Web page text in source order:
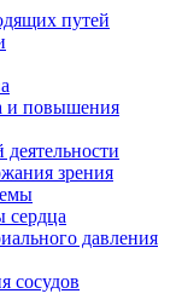
путей
и повышения
зрения
сердца
давления
сосудов